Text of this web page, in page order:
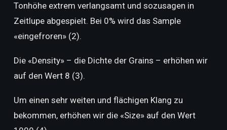
Tonhöhe extrem verlangsamt und sozusagen in
Zeitlupe abgespielt. Bei 0% wird das Sample
«eingefroren» (2).
Die «Density» – die Dichte der Grains – erhöhen wir
auf den Wert 8 (3).
Um einen sehr weiten und flächigen Klang zu
bekommen, erhöhen wir die «Size» auf den Wert